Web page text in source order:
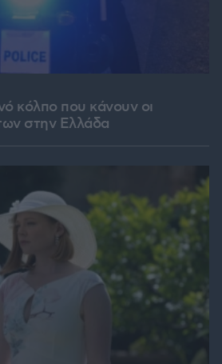
κόλπο που κάνουν οι
στην Ελλάδα